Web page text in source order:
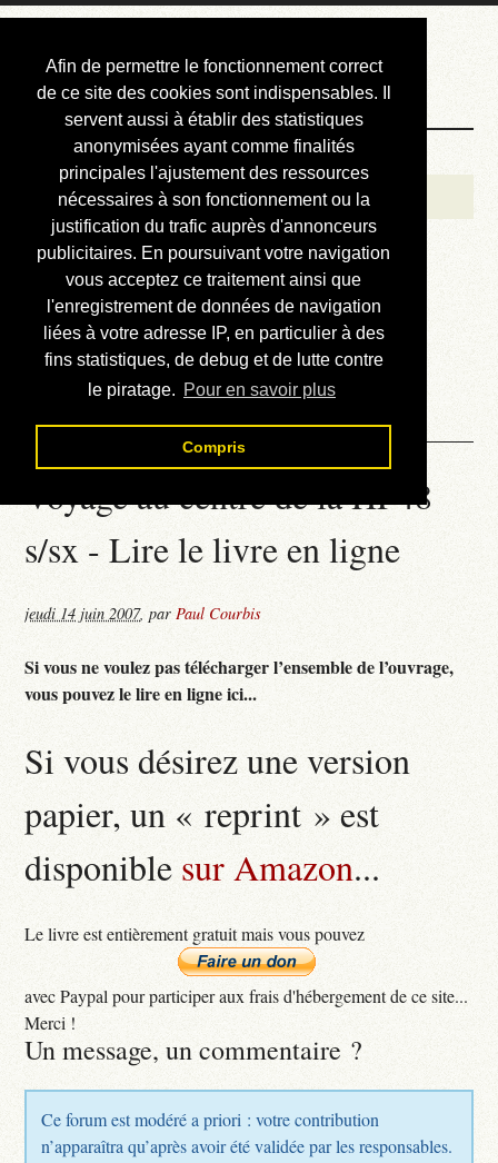
Afin de permettre le fonctionnement correct
de ce site des cookies sont indispensables. Il
servent aussi à établir des statistiques
anonymisées ayant comme finalités
principales l'ajustement des ressources
nécessaires à son fonctionnement ou la
justification du trafic auprès d'annonceurs
publicitaires. En poursuivant votre navigation
vous acceptez ce traitement ainsi que
l'enregistrement de données de navigation
liées à votre adresse IP, en particulier à des
fins statistiques, de debug et de lutte contre
le piratage. Pour en savoir plus
Compris
Courbis, « LE »
Blog Officiel
Bienvenue
Réalisations
Divers (et d’été)
Annonces
Liens externes
Téléchargement
Contact
Voyage au centre de la HP48
s/sx - Lire le livre en ligne
jeudi 14 juin 2007,parPaul Courbis
Si vous ne voulez pas télécharger l’ensemble de l’ouvrage,
vous pouvez le lire en ligne ici...
Si vous désirez une version
papier, un « reprint » est
disponible sur Amazon...
Le livre est entièrement gratuit mais vous pouvez
avec Paypal pour participer aux frais d'hébergement de ce site...
Merci !
Un message, un commentaire ?
Ce forum est modéré a priori : votre contribution
n’apparaîtra qu’après avoir été validée par les responsables.